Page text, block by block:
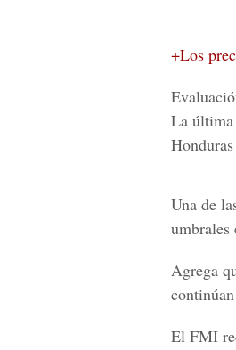
+Los
La
Una de
umbrales
Agrega
El FMI